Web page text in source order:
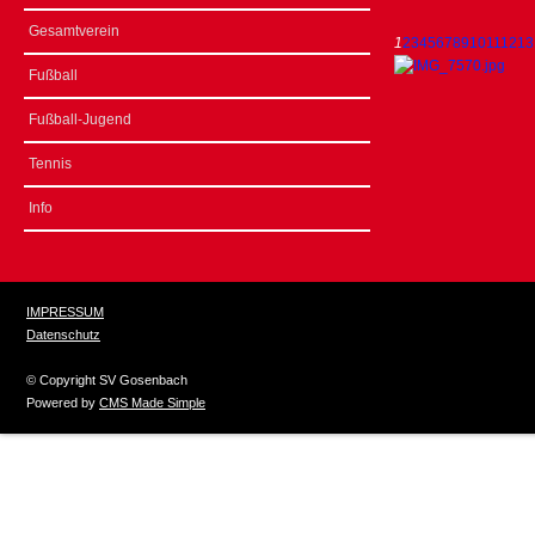
Gesamtverein
Fußball
Fußball-Jugend
Tennis
Info
1234567891011 1213
IMPRESSUM
Datenschutz
© Copyright SV Gosenbach
Powered by CMS Made Simple